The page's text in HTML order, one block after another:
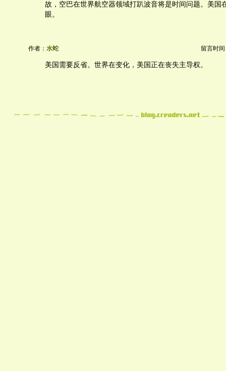
故，空巴在世界航空器领域打趴波音将是时间问题。美国
眼。
作者： 水蛇 留言时间
美国需要反省。世界在变化，美国正在丧失主导权。